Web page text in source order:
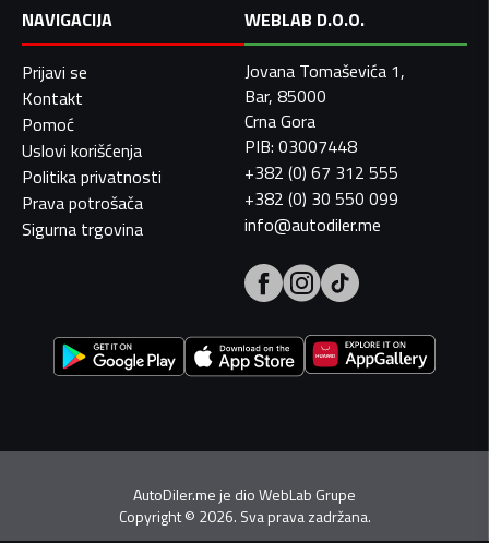
NAVIGACIJA
Prijavi se
Kontakt
Pomoć
Uslovi korišćenja
Politika privatnosti
Prava potrošača
Sigurna trgovina
WEBLAB D.O.O.
Jovana Tomaševića 1,
Bar, 85000
Crna Gora
PIB: 03007448
+382 (0) 67 312 555
+382 (0) 30 550 099
info@autodiler.me
AutoDiler.me je dioWebLab Grupe
Copyright© 2026. Sva prava zadržana.